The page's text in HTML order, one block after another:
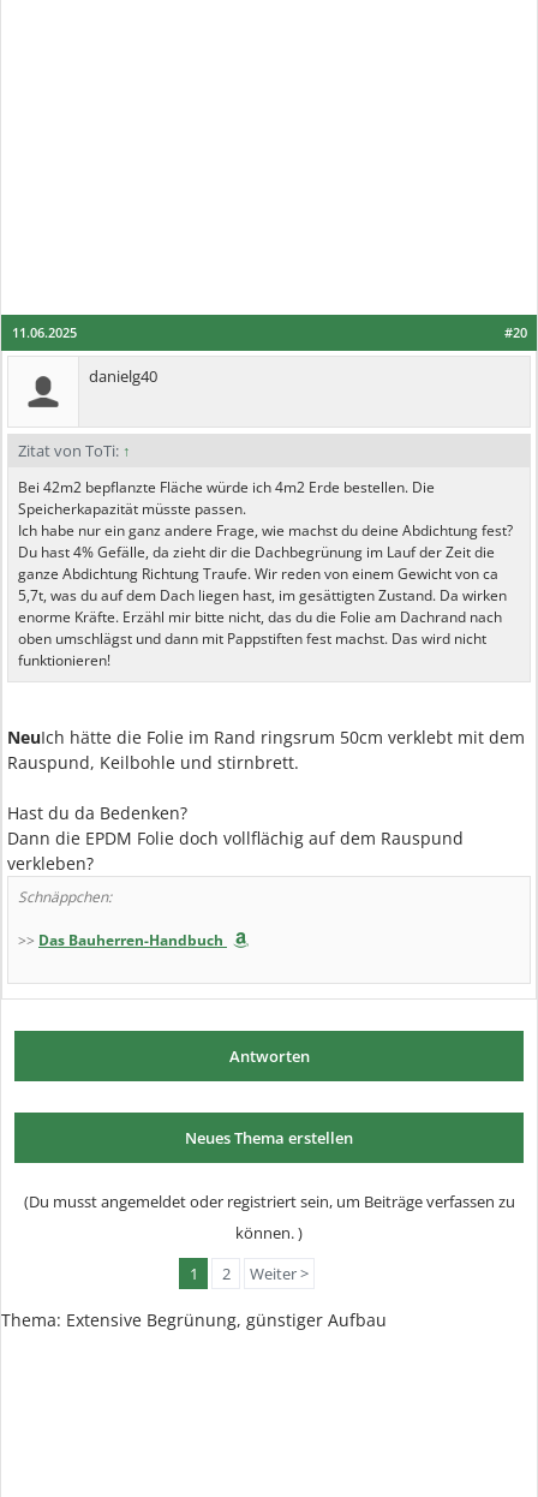
#20
11.06.2025
danielg40
Zitat von ToTi: ↑
Bei 42m2 bepflanzte Fläche würde ich 4m2 Erde bestellen. Die
Speicherkapazität müsste passen.
Ich habe nur ein ganz andere Frage, wie machst du deine Abdichtung fest?
Du hast 4% Gefälle, da zieht dir die Dachbegrünung im Lauf der Zeit die
ganze Abdichtung Richtung Traufe. Wir reden von einem Gewicht von ca
5,7t, was du auf dem Dach liegen hast, im gesättigten Zustand. Da wirken
enorme Kräfte. Erzähl mir bitte nicht, das du die Folie am Dachrand nach
oben umschlägst und dann mit Pappstiften fest machst. Das wird nicht
funktionieren!
NeuIch hätte die Folie im Rand ringsrum 50cm verklebt mit dem
Rauspund, Keilbohle und stirnbrett.
Hast du da Bedenken?
Dann die EPDM Folie doch vollflächig auf dem Rauspund
verkleben?
Schnäppchen:
>> Das Bauherren-Handbuch
Antworten
Neues Thema erstellen
(Du musst angemeldet oder registriert sein, um Beiträge verfassen zu
können. )
1
2 Weiter >
Thema: Extensive Begrünung, günstiger Aufbau